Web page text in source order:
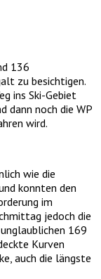
136
zu besichtigen.
ins Ski-Gebiet
dann noch die WP
wird.
wie die
konnten den
im
jedoch die
169
Kurven
auch die längste